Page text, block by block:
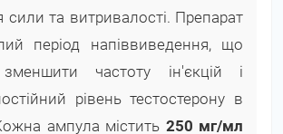
сили та витривалості. Препарат
період напіввиведення, що
частоту ін'єкцій і
рівень тестостерону в
ампула містить 250 мг/мл